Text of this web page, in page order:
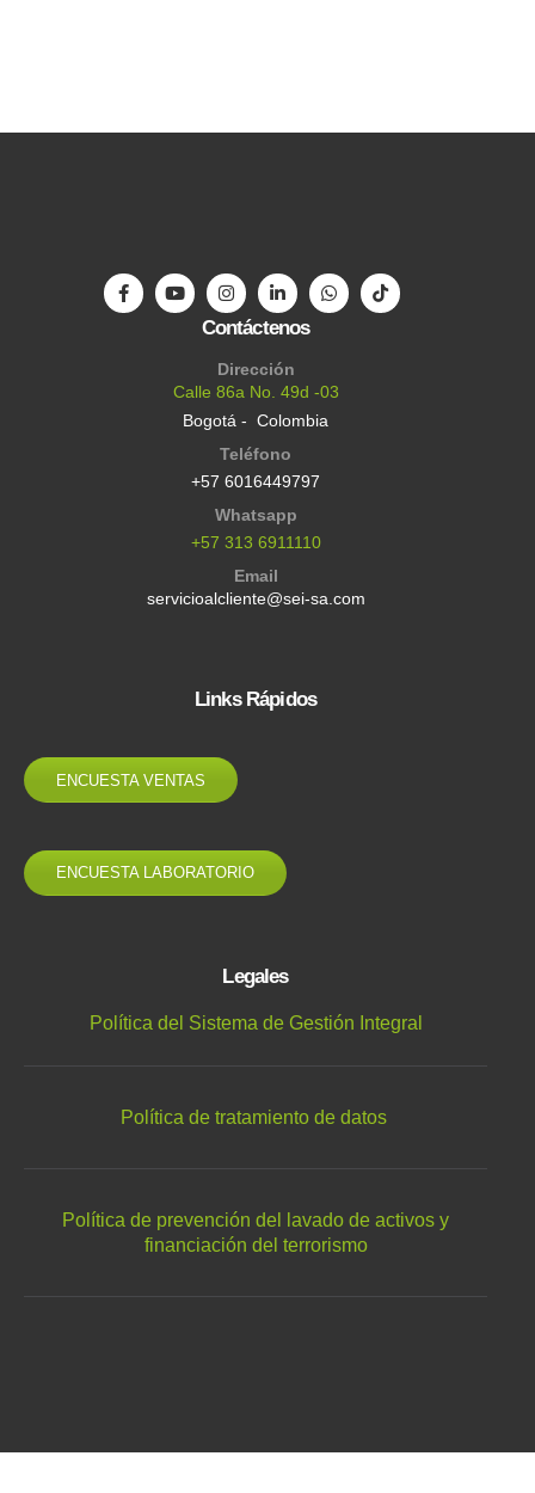
Contáctenos
Dirección
Calle 86a No. 49d -03
Bogotá - Colombia
Teléfono
+57 6016449797
Whatsapp
+57 313 6911110
Email
servicioalcliente@sei-sa.com
Links Rápidos
ENCUESTA VENTAS
ENCUESTA LABORATORIO
Legales
Política del Sistema de Gestión Integral
Política de tratamiento de datos
Política de prevención del lavado de activos y
financiación del terrorismo